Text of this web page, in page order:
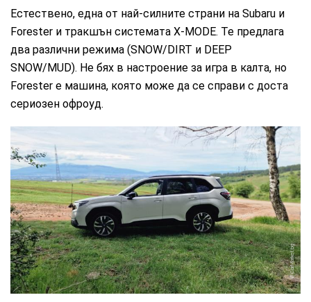
Естествено, една от най-силните страни на Subaru и
Forester и тракшън системата X-MODE. Те предлага
два различни режима (SNOW/DIRT и DEEP
SNOW/MUD). Не бях в настроение за игра в калта, но
Forester е машина, която може да се справи с доста
сериозен офроуд.
CarMarket.bg